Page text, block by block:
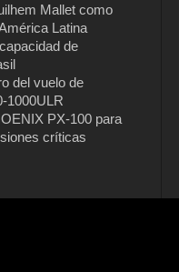
Mallet como
Latina
de
del vuelo de
1000ULR
PX-100 para
críticas